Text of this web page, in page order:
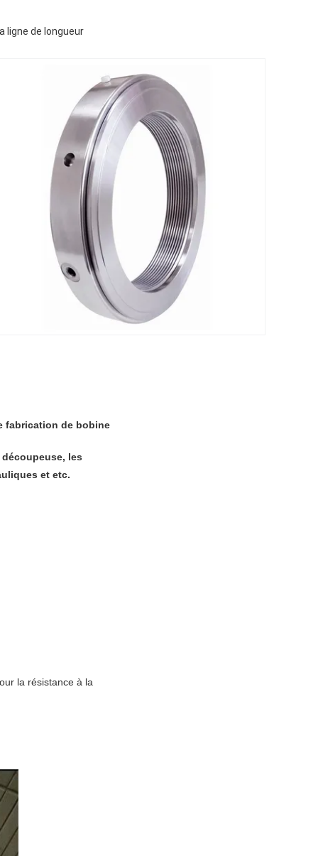
ligne de longueur
fabrication de bobine
les
et etc.
la résistance à la